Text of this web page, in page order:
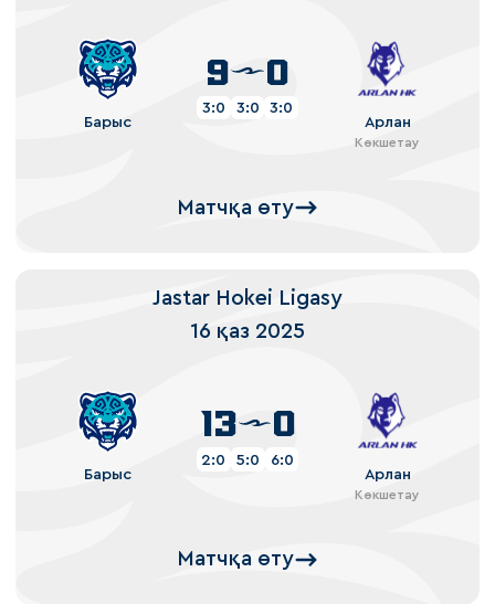
Барыс
9 0
3:0 3:0
3:0
Арлан
Көкшетау
Матчқа өту
Jastar Hokei Ligasy
16 қаз 2025
Барыс
13 0
2:0 5:0
6:0
Арлан
Көкшетау
Матчқа өту